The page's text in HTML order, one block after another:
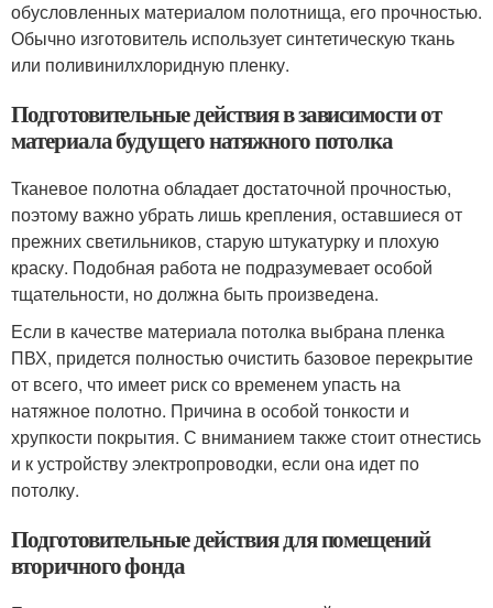
обусловленных материалом полотнища, его прочностью.
Обычно изготовитель использует синтетическую ткань
или поливинилхлоридную пленку.
Подготовительные действия в зависимости от
материала будущего натяжного потолка
Тканевое полотна обладает достаточной прочностью,
поэтому важно убрать лишь крепления, оставшиеся от
прежних светильников, старую штукатурку и плохую
краску. Подобная работа не подразумевает особой
тщательности, но должна быть произведена.
Если в качестве материала потолка выбрана пленка
ПВХ, придется полностью очистить базовое перекрытие
от всего, что имеет риск со временем упасть на
натяжное полотно. Причина в особой тонкости и
хрупкости покрытия. С вниманием также стоит отнестись
и к устройству электропроводки, если она идет по
потолку.
Подготовительные действия для помещений
вторичного фонда